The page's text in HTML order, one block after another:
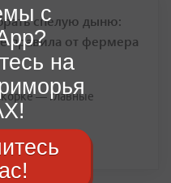
спелую дыню:
правила от фермера
корке — главные
с
на